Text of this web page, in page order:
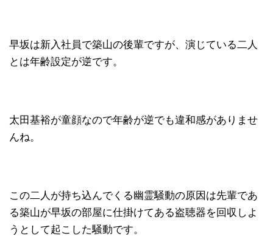
早坂は新入社員で築山の後輩ですが、演じている二人
とは年齢設定が逆です。
太田基裕が童顔なので年齢が逆でも違和感がありませ
んね。
この二人が持ち込んでくる幽霊騒動の原因は先輩であ
る築山が早坂の部屋に仕掛けてある盗聴器を回収しよ
うとして起こした騒動です。